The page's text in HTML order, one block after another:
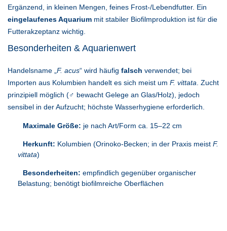
Ergänzend, in kleinen Mengen, feines Frost-/Lebendfutter. Ein
eingelaufenes Aquarium mit stabiler Biofilmproduktion ist für die
Futterakzeptanz wichtig.
Besonderheiten & Aquarienwert
Handelsname „F. acus“ wird häufig falsch verwendet; bei
Importen aus Kolumbien handelt es sich meist um F. vittata. Zucht
prinzipiell möglich (♂ bewacht Gelege an Glas/Holz), jedoch
sensibel in der Aufzucht; höchste Wasserhygiene erforderlich.
Maximale Größe: je nach Art/Form ca. 15–22 cm
Herkunft: Kolumbien (Orinoko-Becken; in der Praxis meist F.
vittata)
Besonderheiten: empfindlich gegenüber organischer
Belastung; benötigt biofilmreiche Oberflächen